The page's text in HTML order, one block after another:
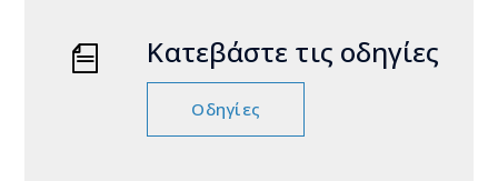
Κατεβάστε τις οδηγίες
Οδηγίες